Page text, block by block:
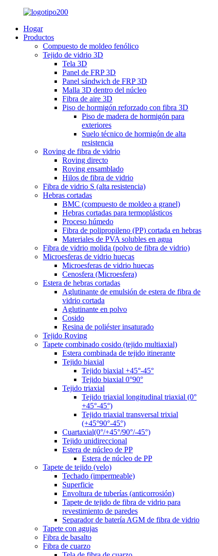
Hogar
Productos
Compuesto de moldeo fenólico
Tejido de vidrio 3D
Tela 3D
Panel de FRP 3D
Panel sándwich de FRP 3D
Malla 3D dentro del núcleo
Fibra de aire 3D
Piso de hormigón reforzado con fibra 3D
Piso de madera de hormigón para
exteriores
Suelo técnico de hormigón de alta
resistencia
Roving de fibra de vidrio
Roving directo
Roving ensamblado
Hilos de fibra de vidrio
Fibra de vidrio S (alta resistencia)
Hebras cortadas
BMC (compuesto de moldeo a granel)
Hebras cortadas para termoplásticos
Proceso húmedo
Fibra de polipropileno (PP) cortada en hebras
Materiales de PVA solubles en agua
Fibra de vidrio molida (polvo de fibra de vidrio)
Microesferas de vidrio huecas
Microesferas de vidrio huecas
Cenosfera (Microesfera)
Estera de hebras cortadas
Aglutinante de emulsión de estera de fibra de
vidrio cortada
Aglutinante en polvo
Cosido
Resina de poliéster insaturado
Tejido Roving
Tapete combinado cosido (tejido multiaxial)
Estera combinada de tejido itinerante
Tejido biaxial
Tejido biaxial +45°-45°
Tejido biaxial 0°90°
Tejido triaxial
Tejido triaxial longitudinal triaxial (0°
+45°-45°)
Tejido triaxial transversal trixial
(+45°90°-45°)
Cuartaxial(0°/+45°/90°/-45°)
Tejido unidireccional
Estera de núcleo de PP
Estera de núcleo de PP
Tapete de tejido (velo)
Techado (impermeable)
Superficie
Envoltura de tuberías (anticorrosión)
Tapete de tejido de fibra de vidrio para
revestimiento de paredes
Separador de batería AGM de fibra de vidrio
Tapete con agujas
Fibra de basalto
Fibra de cuarzo